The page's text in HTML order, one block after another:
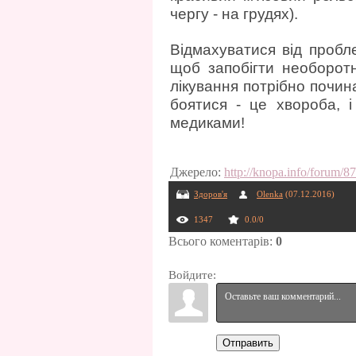
чергу - на грудях).
Відмахуватися від
щоб запобігти
лікування потрібно
боятися - це хвороба, і
медиками!
Джерело: http://knopa.info/forum/
Здоров'я Olenka (07.12.2016)
1347 0.0/0
Всього коментарів: 0
Войдите:
Отправить